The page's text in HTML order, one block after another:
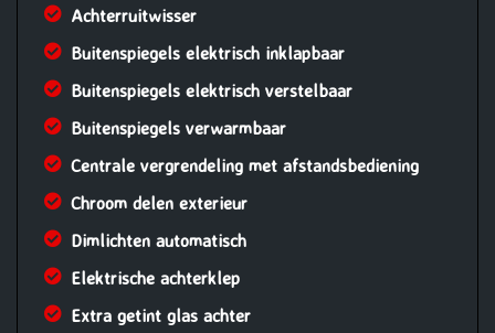
Achterruitwisser
Buitenspiegels elektrisch inklapbaar
Buitenspiegels elektrisch verstelbaar
Buitenspiegels verwarmbaar
Centrale vergrendeling met afstandsbediening
Chroom delen exterieur
Dimlichten automatisch
Elektrische achterklep
Extra getint glas achter